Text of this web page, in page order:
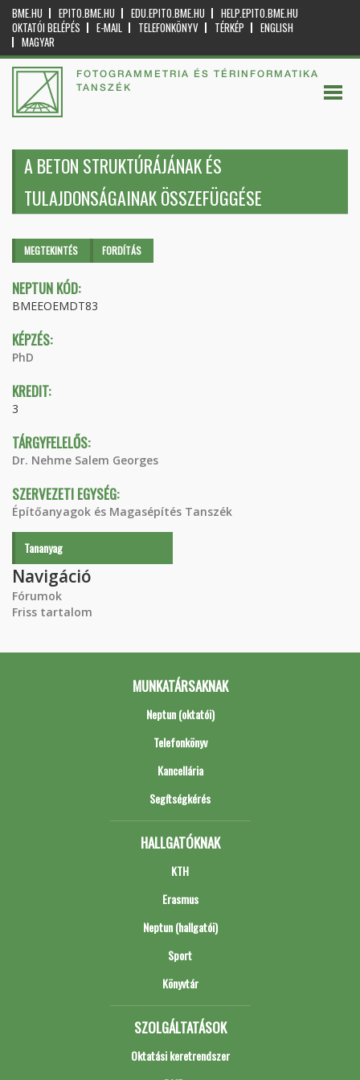
BME.HU EPITO.BME.HU EDU.EPITO.BME.HU
HELP.EPITO.BME.HU
OKTATÓI BELÉPÉS
E-MAIL TELEFONKÖNYV TÉRKÉP
ENGLISH
MAGYAR
FOTOGRAMMETRIA ÉS TÉRINFORMATIKA
TANSZÉK
A BETON STRUKTÚRÁJÁNAK ÉS
TULAJDONSÁGAINAK ÖSSZEFÜGGÉSE
Elsődleges fülek
MEGTEKINTÉS (AKTÍVFORDÍTÁS
NEPTUN KÓD:
BMEEOEMDT83
KÉPZÉS:
PhD
KREDIT:
3
TÁRGYFELELŐS:
Dr. Nehme Salem Georges
SZERVEZETI EGYSÉG:
Építőanyagok és Magasépítés Tanszék
Tananyag
Navigáció
Fórumok
Friss tartalom
MUNKATÁRSAKNAK
Neptun (oktatói)
Telefonkönyv
Kancellária
Segítségkérés
HALLGATÓKNAK
KTH
Erasmus
Neptun (hallgatói)
Sport
Könyvtár
SZOLGÁLTATÁSOK
Oktatási keretrendszer